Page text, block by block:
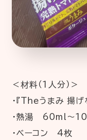
＜材料（1人分）＞
・『Theうまみ 揚
・熱湯 60ml～
・ベーコン 4枚